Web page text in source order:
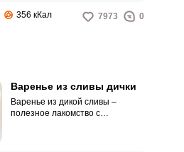
356 кКал 7973 0
Варенье из сливы дички
Варенье из дикой сливы –
полезное лакомство с